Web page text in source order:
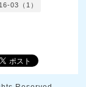
03（1）